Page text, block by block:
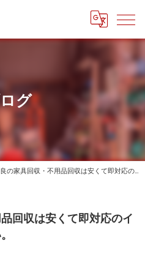
グ
の家具回収・不用品回収は安くて即対応のイナバにお任せください。
回収は安くて即対応のイ